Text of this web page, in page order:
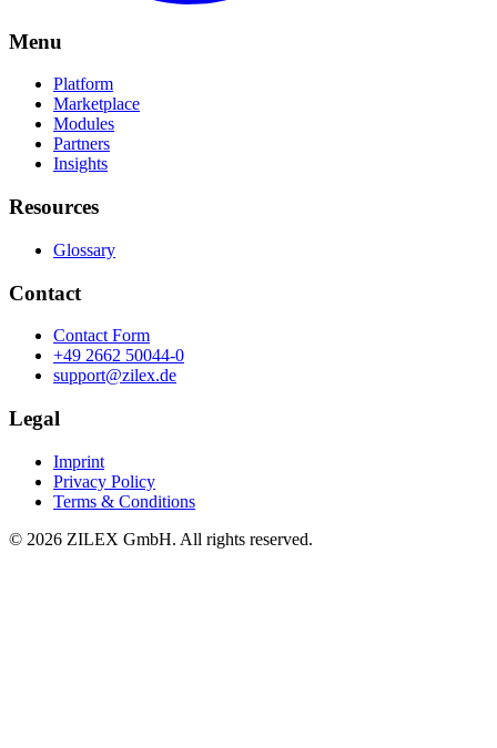
Menu
Platform
Marketplace
Modules
Partners
Insights
Resources
Glossary
Contact
Contact Form
+49 2662 50044-0
support@zilex.de
Legal
Imprint
Privacy Policy
Terms & Conditions
© 2026 ZILEX GmbH. All rights reserved.